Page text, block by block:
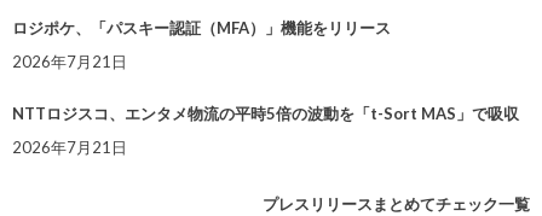
ロジポケ、「パスキー認証（MFA）」機能をリリース
2026年7月21日
NTTロジスコ、エンタメ物流の平時5倍の波動を「t-Sort MAS」で吸収
2026年7月21日
プレスリリースまとめてチェック一覧